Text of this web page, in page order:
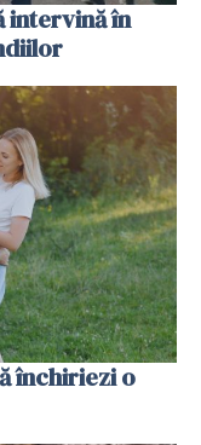
intervină în
închiriezi o